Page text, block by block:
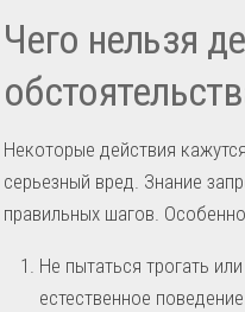
Чего нельзя
Некоторые действия
серьезный вред. Знание
правильных шагов.
Не пытаться трогать
естественное